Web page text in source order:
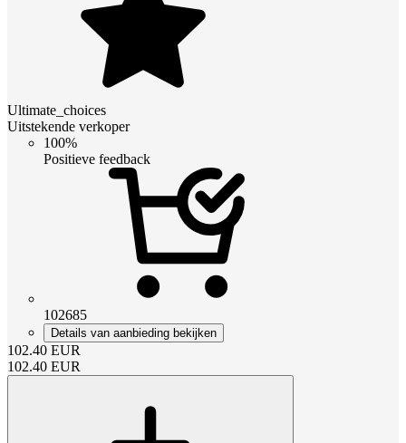
Ultimate_choices
Uitstekende verkoper
100%
Positieve feedback
102685
Details van aanbieding bekijken
102.40 EUR
102.40 EUR